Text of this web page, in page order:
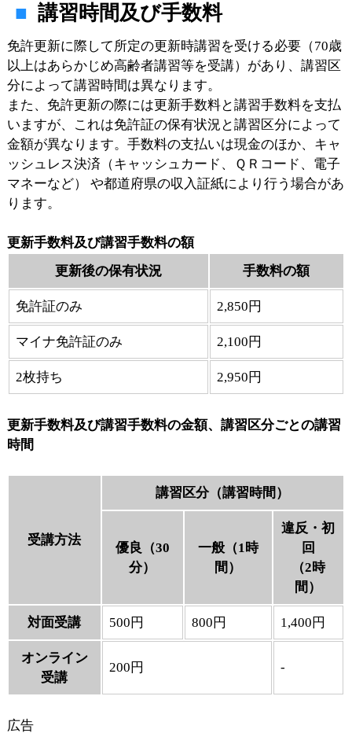
講習時間及び手数料
免許更新に際して所定の更新時講習を受ける必要（70歳
以上はあらかじめ高齢者講習等を受講）があり、講習区
分によって講習時間は異なります。
また、免許更新の際には更新手数料と講習手数料を支払
いますが、これは免許証の保有状況と講習区分によって
金額が異なります。手数料の支払いは現金のほか、キャ
ッシュレス決済（キャッシュカード、ＱＲコード、電子
マネーなど） や都道府県の収入証紙により行う場合があ
ります。
更新手数料及び講習手数料の額
更新後の保有状況
手数料の額
免許証のみ 2,850円
マイナ免許証のみ 2,100円
2枚持ち 2,950円
更新手数料及び講習手数料の金額、講習区分ごとの講習
時間
受講方法
講習区分（講習時間）
優良（30
分）
一般（1時
間）
違反・初
回
（2時
間）
対面受講 500円 800円 1,400円
オンライン
受講
200円 -
広告